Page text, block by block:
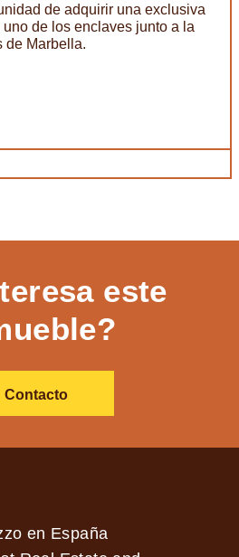
de adquirir una exclusiva
de los enclaves junto a la
de Marbella.
este
Contacto
en España